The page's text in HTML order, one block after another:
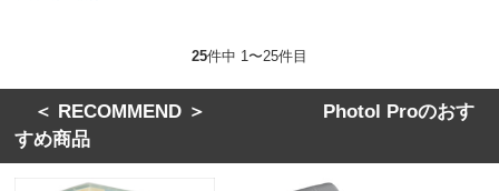
25件中 1〜25件目
＜ RECOMMEND ＞ Photol Proのおす
すめ商品